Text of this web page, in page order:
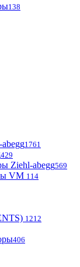
138
1761
429
Ziehl-abegg569
VM 114
1212
406